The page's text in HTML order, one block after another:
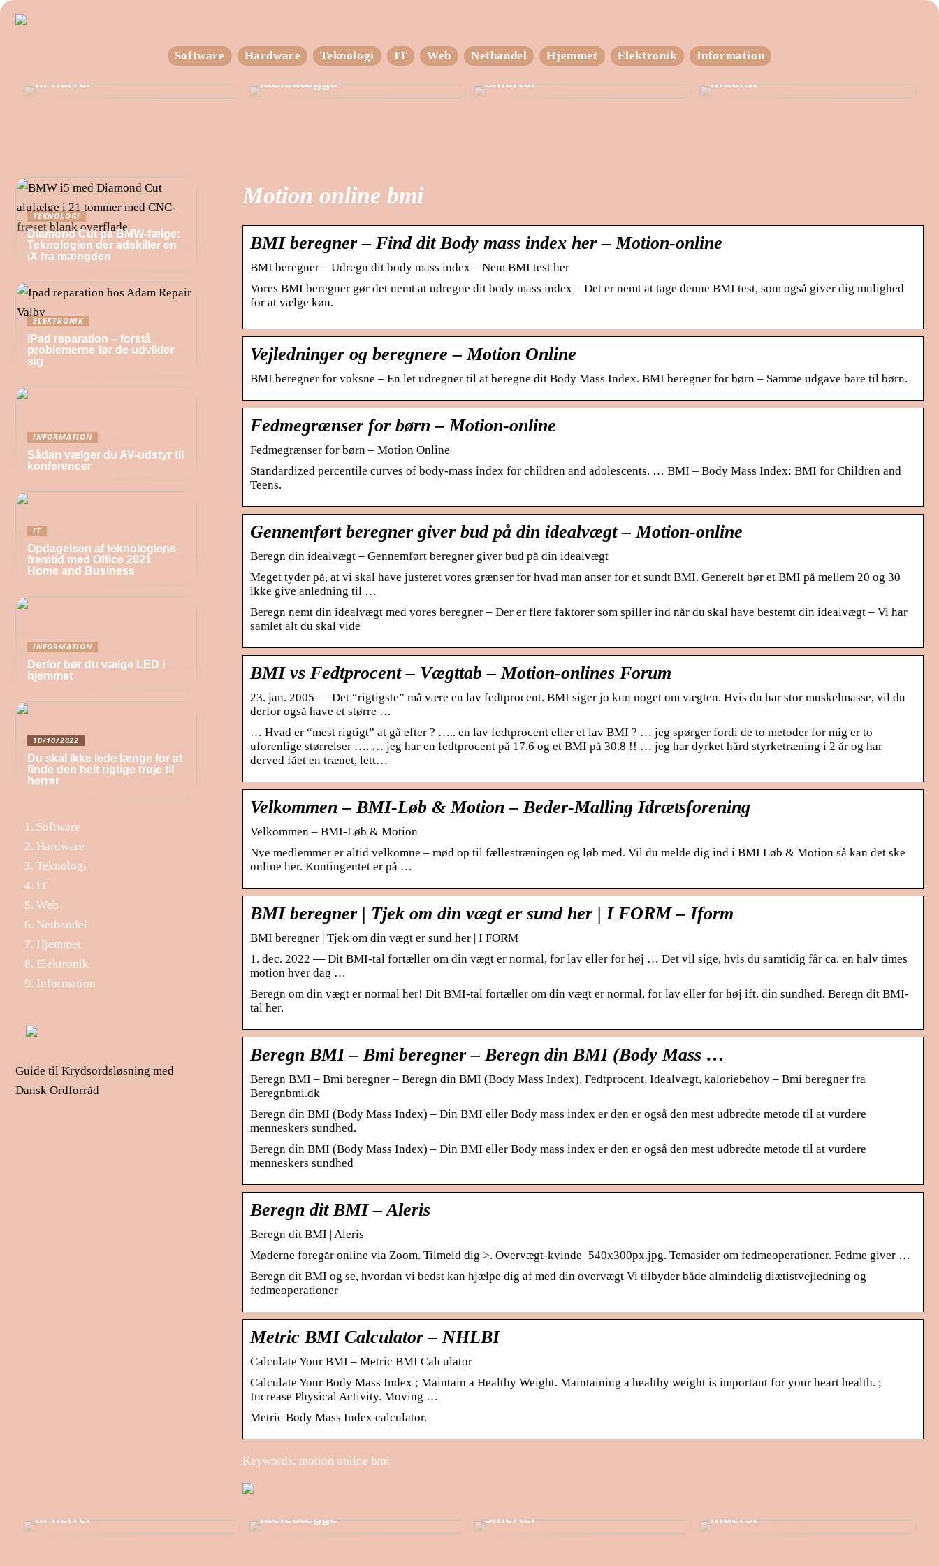
Software Hardware Teknologi IT Web Nethandel Hjemmet Elektronik Information
Du skal ikke lede længe for
at finde den helt rigtige trøje
til herrer
Reachtrucken – din lagerhals
kæledægge
Hold dig i form – uden
smerter
Hold varmen fra yderst til
inderst
Motion online bmi
BMI beregner – Find dit Body mass index her – Motion-online
BMI beregner – Udregn dit body mass index – Nem BMI test her
Vores BMI beregner gør det nemt at udregne dit body mass index – Det er nemt at tage denne BMI test, som også giver dig mulighed
for at vælge køn.
Vejledninger og beregnere – Motion Online
BMI beregner for voksne – En let udregner til at beregne dit Body Mass Index. BMI beregner for børn – Samme udgave bare til børn.
Fedmegrænser for børn – Motion-online
Fedmegrænser for børn – Motion Online
Standardized percentile curves of body-mass index for children and adolescents. … BMI – Body Mass Index: BMI for Children and
Teens.
Gennemført beregner giver bud på din idealvægt – Motion-online
Beregn din idealvægt – Gennemført beregner giver bud på din idealvægt
Meget tyder på, at vi skal have justeret vores grænser for hvad man anser for et sundt BMI. Generelt bør et BMI på mellem 20 og 30
ikke give anledning til …
Beregn nemt din idealvægt med vores beregner – Der er flere faktorer som spiller ind når du skal have bestemt din idealvægt – Vi har
samlet alt du skal vide
BMI vs Fedtprocent – Vægttab – Motion-onlines Forum
23. jan. 2005 — Det “rigtigste” må være en lav fedtprocent. BMI siger jo kun noget om vægten. Hvis du har stor muskelmasse, vil du
derfor også have et større …
… Hvad er “mest rigtigt” at gå efter ? ….. en lav fedtprocent eller et lav BMI ? … jeg spørger fordi de to metoder for mig er to
uforenlige størrelser …. … jeg har en fedtprocent på 17.6 og et BMI på 30.8 !! … jeg har dyrket hård styrketræning i 2 år og har
derved fået en trænet, lett…
Velkommen – BMI-Løb & Motion – Beder-Malling Idrætsforening
Velkommen – BMI-Løb & Motion
Nye medlemmer er altid velkomne – mød op til fællestræningen og løb med. Vil du melde dig ind i BMI Løb & Motion så kan det ske
online her. Kontingentet er på …
BMI beregner | Tjek om din vægt er sund her | I FORM – Iform
BMI beregner | Tjek om din vægt er sund her | I FORM
1. dec. 2022 — Dit BMI-tal fortæller om din vægt er normal, for lav eller for høj … Det vil sige, hvis du samtidig får ca. en halv times
motion hver dag …
Beregn om din vægt er normal her! Dit BMI-tal fortæller om din vægt er normal, for lav eller for høj ift. din sundhed. Beregn dit BMI-
tal her.
Beregn BMI – Bmi beregner – Beregn din BMI (Body Mass …
Beregn BMI – Bmi beregner – Beregn din BMI (Body Mass Index), Fedtprocent, Idealvægt, kaloriebehov – Bmi beregner fra
Beregnbmi.dk
Beregn din BMI (Body Mass Index) – Din BMI eller Body mass index er den er også den mest udbredte metode til at vurdere
menneskers sundhed.
Beregn din BMI (Body Mass Index) – Din BMI eller Body mass index er den er også den mest udbredte metode til at vurdere
menneskers sundhed
Beregn dit BMI – Aleris
Beregn dit BMI | Aleris
Møderne foregår online via Zoom. Tilmeld dig >. Overvægt-kvinde_540x300px.jpg. Temasider om fedmeoperationer. Fedme giver …
Beregn dit BMI og se, hvordan vi bedst kan hjælpe dig af med din overvægt Vi tilbyder både almindelig diætistvejledning og
fedmeoperationer
Metric BMI Calculator – NHLBI
Calculate Your BMI – Metric BMI Calculator
Calculate Your Body Mass Index ; Maintain a Healthy Weight. Maintaining a healthy weight is important for your heart health. ;
Increase Physical Activity. Moving …
Metric Body Mass Index calculator.
Keywords: motion online bmi
TEKNOLOGI
Diamond Cut på BMW-fælge:
Teknologien der adskiller en
iX fra mængden
ELEKTRONIK
iPad reparation – forstå
problemerne før de udvikler
sig
INFORMATION
Sådan vælger du AV-udstyr til
konferencer
IT
Opdagelsen af teknologiens
fremtid med Office 2021
Home and Business
INFORMATION
Derfor bør du vælge LED i
hjemmet
10/10/2022
Du skal ikke lede længe for at
finde den helt rigtige trøje til
herrer
Software
Hardware
Teknologi
IT
Web
Nethandel
Hjemmet
Elektronik
Information
Guide til Krydsordsløsning med
Dansk Ordforråd
til herrer
kæledægge
smerter
inderst